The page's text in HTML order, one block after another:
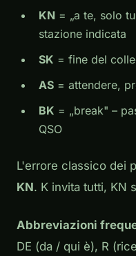
KN = „a te, solo
stazione indicata
SK = fine del
AS = attendere,
BK = „break" –
QSO
L'errore classico dei
KN. K invita tutti, KN
Abbreviazioni
DE (da / qui è), R